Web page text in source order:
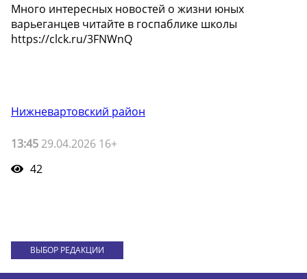
Много интересных новостей о жизни юных
варьеганцев читайте в госпаблике школы
https://clck.ru/3FNWnQ
Нижневартовский район
13:45 29.04.2026 16+
42
ВЫБОР РЕДАКЦИИ